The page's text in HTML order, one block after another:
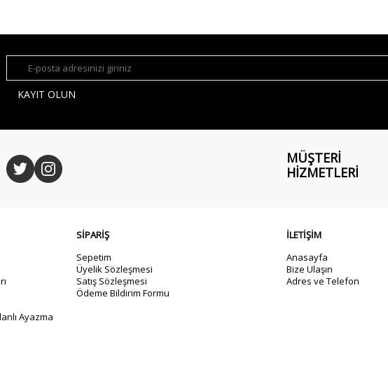
KAYIT OLUN
MÜŞTERI
HIZMETLERI
SİPARİŞ
Sepetim
Üyelik Sözleşmesi
Satış Sözleşmesi
Ödeme Bildirim Formu
İLETİŞİM
Anasayfa
Bize Ulaşın
Adres ve Telefon
Ayazma